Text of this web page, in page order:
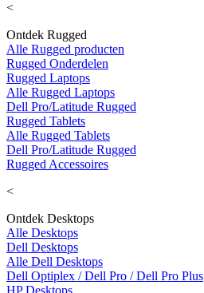
<
Ontdek Rugged
Alle Rugged producten
Rugged Onderdelen
Rugged Laptops
Alle Rugged Laptops
Dell Pro/Latitude Rugged
Rugged Tablets
Alle Rugged Tablets
Dell Pro/Latitude Rugged
Rugged Accessoires
<
Ontdek Desktops
Alle Desktops
Dell Desktops
Alle Dell Desktops
Dell Optiplex / Dell Pro / Dell Pro Plus
HP Desktops